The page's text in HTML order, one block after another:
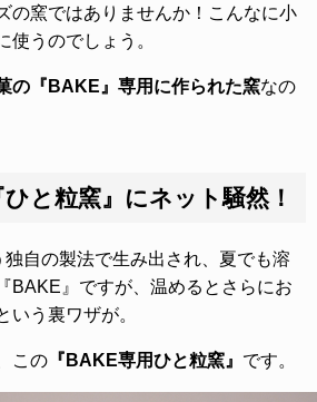
の窯ではありませんか！こんなに小
使うのでしょう。
の『BAKE』専用に作られた窯なの
ひと粒窯』にネット騒然！
独自の製法で生み出され、夏でも溶
BAKE』ですが、温めるとさらにお
いう裏ワザが。
この 『BAKE専用ひと粒窯』 です。